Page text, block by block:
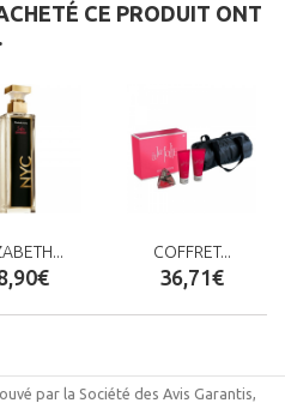
CE PRODUIT ONT
COFFRET...
36,71€
par la Société des Avis Garantis,